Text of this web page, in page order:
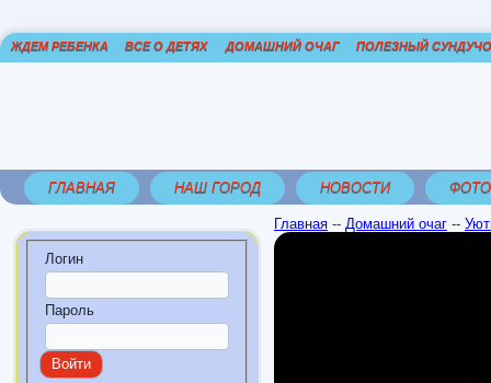
ЖДЕМ РЕБЕНКА ВСЕ О ДЕТЯХ ДОМАШНИЙ ОЧАГ ПОЛЕЗНЫЙ
ГЛАВНАЯ НАШ ГОРОД НОВОСТИ
Логин
Пароль
Главная -- Домашний очаг --